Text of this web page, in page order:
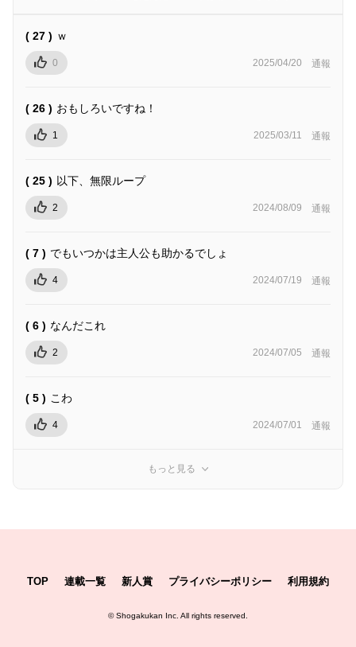
( 27 ) ｗ
0 2025/04/20 通報
( 26 ) おもしろいですね！
1 2025/03/11 通報
( 25 ) 以下、無限ループ
2 2024/08/09 通報
( 7 ) でもいつかは主人公も助かるでしょ
4 2024/07/19 通報
( 6 ) なんだこれ
2 2024/07/05 通報
( 5 ) こわ
4 2024/07/01 通報
もっと見る
TOP 連載一覧 新人賞 プライバシーポリシー 利用規約
©Shogakukan Inc. All rights reserved.